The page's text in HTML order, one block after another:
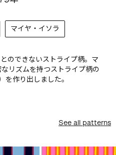
マイヤ・イソラ
のできないストライプ柄。マ
リズムを持つストライプ柄の
を作り出しました。
See all patterns